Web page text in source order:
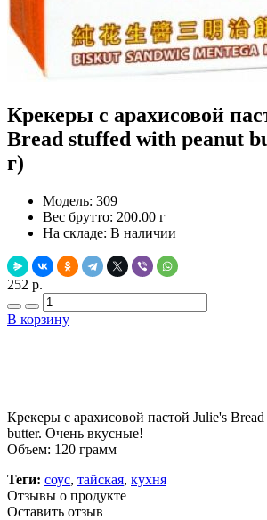
Крекеры с арахисовой
Bread stuffed with peanut
г)
Модель: 309
Вес брутто: 200.00 г
На складе: В наличии
252 р.
В корзину
Крекеры с арахисовой пастой Julie's
butter. Очень вкусные!
Объем: 120 грамм
Теги: соус, тайская, кухня
Отзывы о продукте
Оставить отзыв